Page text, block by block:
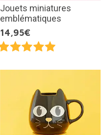
Jouets miniatures
emblématiques
14,95€